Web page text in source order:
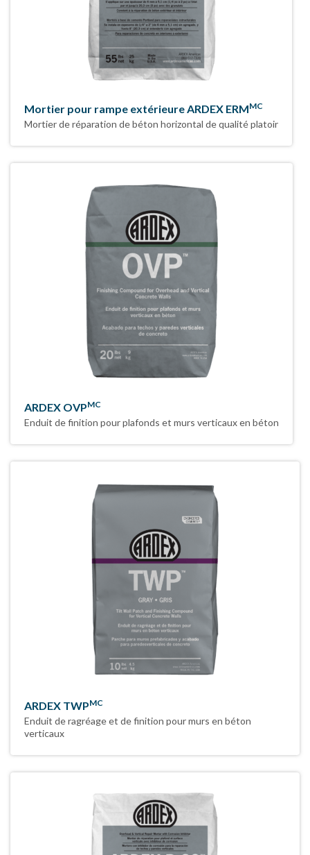
Mortier pour rampe extérieure ARDEX ERMMC
Mortier de réparation de béton horizontal de qualité platoir
ARDEX OVPMC
Enduit de finition pour plafonds et murs verticaux en béton
ARDEX TWPMC
Enduit de ragréage et de finition pour murs en béton
verticaux